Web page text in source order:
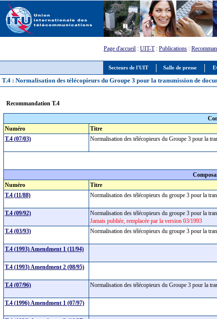
Secteurs de l'UIT Salle de presse
Page d'accueil : UIT-T: Publications :
T.4 : Normalisation des télécopieurs du Groupe 3 pour la transmission de
Recommandation T.4
Numéro
Titre
T.4 (07/03)
Normalisation des télécopieurs du Groupe 3 pour la
Numéro
Titre
T.4 (11/88)
Normalisation des télécopieurs du groupe 3 pour la
T.4 (09/92)
Normalisation des télécopieurs du groupe 3 pour la
Jamais publiée, remplacée par la version 03/1993
T.4 (03/93)
Normalisation des télécopieurs du groupe 3 pour la
T.4 (1993) Amendment 1 (11/94)
T.4 (1993) Amendment 2 (08/95)
T.4 (07/96) Normalisation des télécopieurs du Groupe 3 pour la
T.4 (1996) Amendment 1 (07/97)